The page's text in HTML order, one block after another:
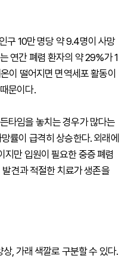
구 10만 명당 약 9.4명이 사망
연간 폐렴 환자의 약 29%가 1
이 떨어지면 면역세포 활동이
문이다.
타임을 놓치는 경우가 많다는
률이 급격히 상승한다. 외래에
만 입원이 필요한 중증 폐렴
견과 적절한 치료가 생존을
, 가래 색깔로 구분할 수 있다.